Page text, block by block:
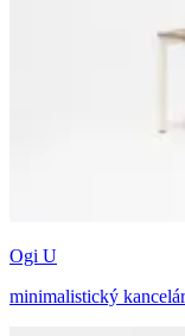
Ogi U
minimalistický